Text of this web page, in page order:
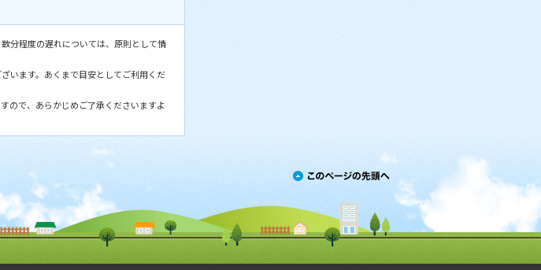
分程度の遅れについては、原則として情
います。あくまで目安としてご利用くだ
ので、あらかじめご了承くださいますよ